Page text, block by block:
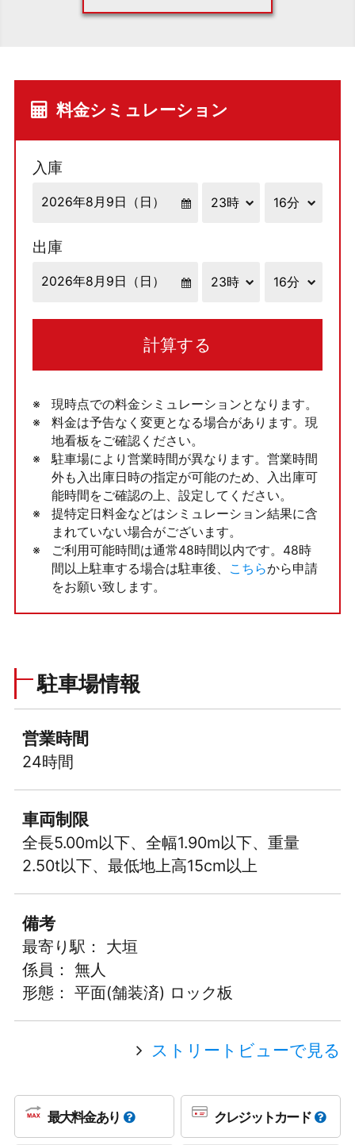
料金シミュレーション
入庫
出庫
計算する
現時点での料金シミュレーションとなります。
料金は予告なく変更となる場合があります。現
地看板をご確認ください。
駐車場により営業時間が異なります。営業時間
外も入出庫日時の指定が可能のため、入出庫可
能時間をご確認の上、設定してください。
提特定日料金などはシミュレーション結果に含
まれていない場合がございます。
ご利用可能時間は通常48時間以内です。48時
間以上駐車する場合は駐車後、
こちらから申請
をお願い致します。
駐車場情報
営業時間
24時間
車両制限
全長5.00m以下、全幅1.90m以下、重量
2.50t以下、最低地上高15cm以上
備考
最寄り駅： 大垣
係員： 無人
形態： 平面(舗装済) ロック板
ストリートビューで見る
最大料金あり クレジットカード